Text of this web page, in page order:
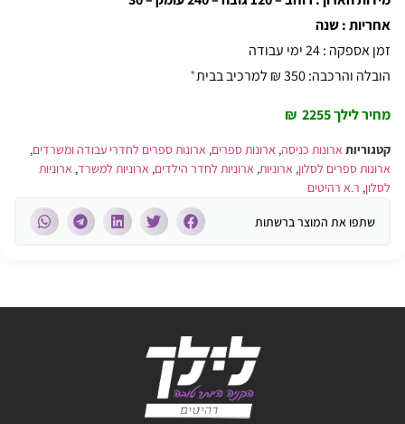
אחריות : שנה
זמן אספקה : 24 ימי עבודה
הובלה והרכבה: 350 ₪ למרכיב בבית
*
מחיר לילך 2255 ₪
קטגוריות ארונות כניסה, ארונות ספרים, ארונות ספרים לחדרי עבודה ומשרדים,
ארונות ספרים לסלון, ארוניות, ארוניות לחדר הילדים, ארוניות למשרד, ארוניות
לסלון, ר.א רהיטים
שתפו את המוצר ברשתות